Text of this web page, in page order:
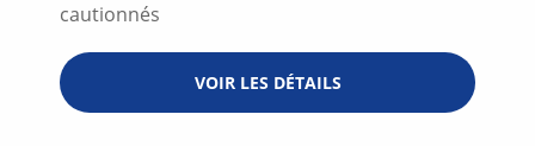
cautionnés
VOIR LES DÉTAILS